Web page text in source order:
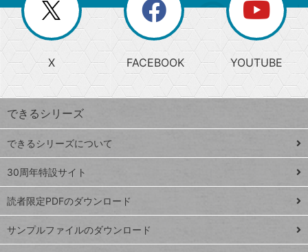
じ
る
search
検
索
上
昇
ワ
ー
ド
Google
スプレ
ッドシ
ート
iPhone
VLOOKUP
閉
じ
る
ー
か
ら
探
す
ト
ッ
プ
ペ
ジ
X FACEBOOK YOUTUBE
できるシリーズ
できるシリーズについて
30周年特設サイト
読者限定PDFのダウンロード
サンプルファイルのダウンロード